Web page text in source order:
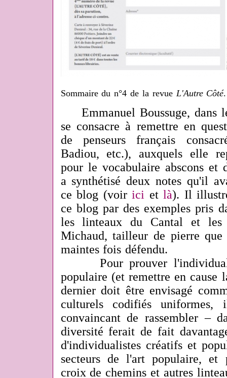
Sommaire du n°4 de la revue L'Autre Côté.
Emmanuel Boussuge, dans
se consacre à remettre en
de penseurs français
Badiou, etc.), auxquels elle
pour le vocabulaire abscons et
a synthétisé deux notes qu'il
ce blog (voirici etlà). Il
ce blog par des exemples pris
les linteaux du Cantal et les
Michaud, tailleur de pierre
maintes fois défendu.
Pour prouver
populaire (et remettre en cause
dernier doit être envisagé
culturels codifiés uniformes,
convaincant de rassembler –
diversité ferait de fait
d'individualistes créatifs et
secteurs de l'art populaire, et
croix de chemins et autres